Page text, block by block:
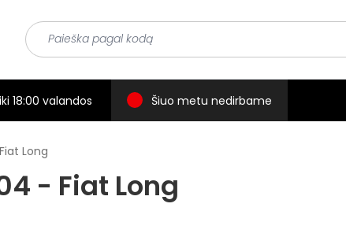
18:00 valandos Šiuo metu nedirbame
Long
- Fiat Long